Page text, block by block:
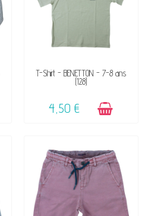
DISPONIBLE
T-Shirt - BENETTON - 7-8 ans
(128)
4,50 €